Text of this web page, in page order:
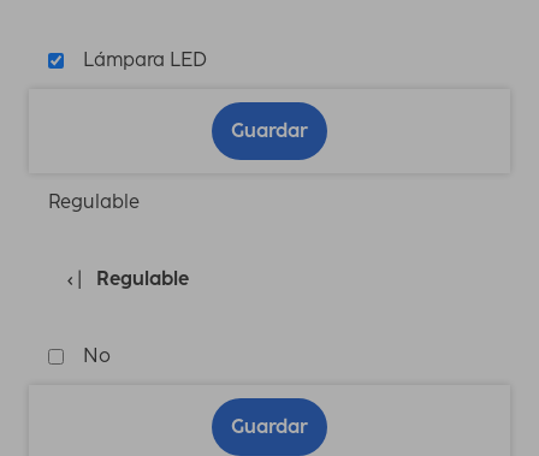
Lámpara LED
Guardar
Regulable
Regulable
No
Guardar